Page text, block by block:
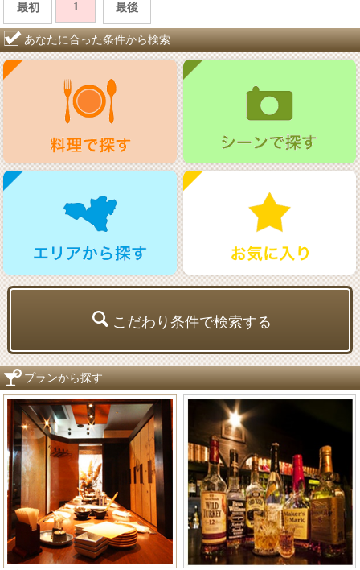
最初 1 最後
あなたに合った条件から検索
こだわり条件で検索する
プランから探す